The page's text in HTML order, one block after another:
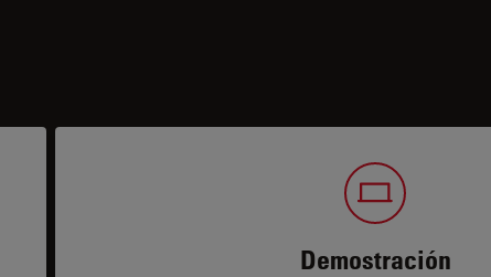
Demostración